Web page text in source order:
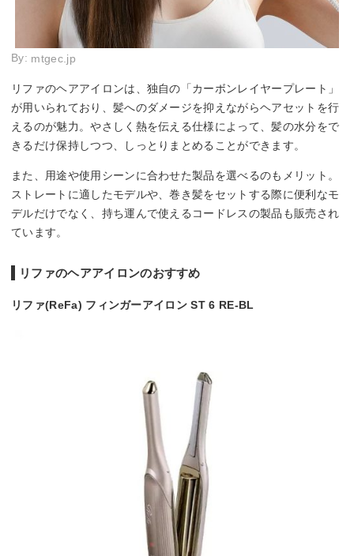
By: mtgec.jp
リファのヘアアイロンは、独自の「カーボンレイヤープレート」
が用いられており、髪へのダメージを抑えながらヘアセットを行
えるのが魅力。やさしく熱を伝える仕様によって、髪の水分をで
きるだけ保持しつつ、しっとりまとめることができます。
また、用途や使用シーンに合わせた製品を選べるのもメリット。
ストレートに適したモデルや、巻き髪をセットする際に便利なモ
デルだけでなく、持ち運んで使えるコードレスの製品も販売され
ています。
リファのヘアアイロンのおすすめ
リファ(ReFa) フィンガーアイロン ST 6 RE-BL